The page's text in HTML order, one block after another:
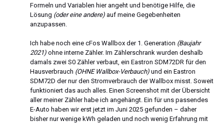
Formeln und Variablen hier angeht und benötige Hilfe, die
Lösung (oder eine andere) auf meine Gegebenheiten
anzupassen.
Ich habe noch eine cFos Wallbox der 1. Generation (Baujahr
2021) ohne interne Zähler. Im Zählerschrank wurden deshalb
damals zwei S0 Zähler verbaut, ein Eastron SDM72DR für den
Hausverbrauch (OHNE Wallbox-Verbauch) und ein Eastron
SDM72D der nur den Stromverbrauch der Wallbox misst. Soweit
funktioniert das auch alles. Einen Screenshot mit der Übersicht
aller meiner Zähler habe ich angehängt. Ein für uns passendes
E-Auto haben wir erst jetzt im Juni 2025 gefunden – daher
bisher nur wenige kWh geladen und noch wenig Erfahrung mit